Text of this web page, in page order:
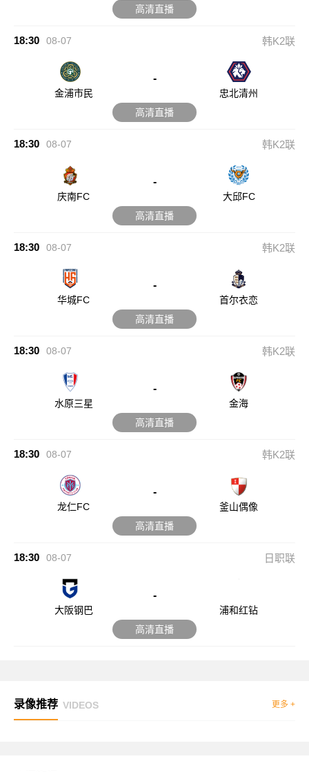
高清直播
18:30 08-07 韩K2联
金浦市民
-
忠北清州
高清直播
18:30 08-07 韩K2联
庆南FC
-
大邱FC
高清直播
18:30 08-07 韩K2联
华城FC
-
首尔衣恋
高清直播
18:30 08-07 韩K2联
水原三星
-
金海
高清直播
18:30 08-07 韩K2联
龙仁FC
-
釜山偶像
高清直播
18:30 08-07 日职联
大阪钢巴
-
浦和红钻
高清直播
录像推荐 VIDEOS 更多 +